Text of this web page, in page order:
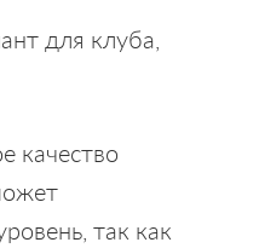
для клуба,
качество
так как